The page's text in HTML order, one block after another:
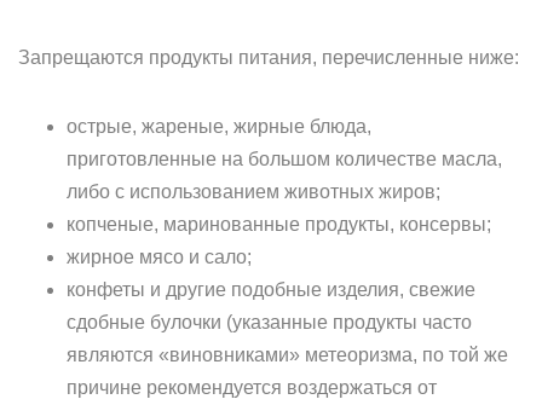
Запрещаются продукты питания, перечисленные ниже:
острые, жареные, жирные блюда,
приготовленные на большом количестве масла,
либо с использованием животных жиров;
копченые, маринованные продукты, консервы;
жирное мясо и сало;
конфеты и другие подобные изделия, свежие
сдобные булочки (указанные продукты часто
являются «виновниками» метеоризма, по той же
причине рекомендуется воздержаться от